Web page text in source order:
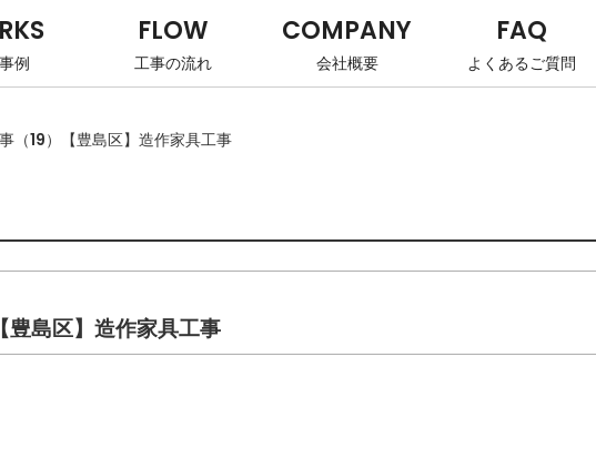
例
FLOW
工事の流れ
COMPANY
会社概要
FAQ
よくあるご質問
（19）【豊島区】造作家具工事
豊島区】造作家具工事